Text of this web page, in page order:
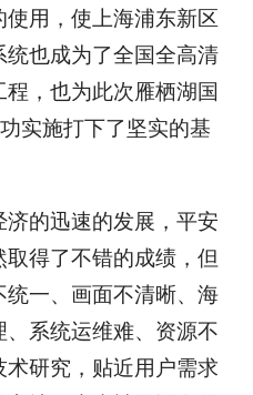
用，使上海浦东新区
统也成为了全国全高清
，也为此次雁栖湖国
实施打下了坚实的基
的迅速的发展，平安
得了不错的成绩，但
一、画面不清晰、海
系统运维难、资源不
研究，贴近用户需求